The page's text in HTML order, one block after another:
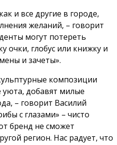
и все другие в городе,
желаний, – говорит
могут потереть
очки, глобус или книжку и
и зачеты».
композиции
добавят милые
– говорит Василий
с глазами» – чисто
бренд не сможет
регион. Нас радует, что